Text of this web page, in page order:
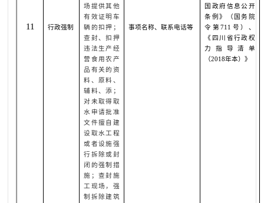
11 行政强制
场提供其他
有效证明车
辆的扣押；
查封、扣押
违法生产经
营食用农产
品有关的资
料、原料、
辅料、添；
对未取得取
水申请批准
文件擅自建
设取水工程
或者设施强
行拆除或封
闭的强制措
施；查封施
工现场，强
制拆除建筑
事项名称、联系电话等
国政府信息公开
条例》（国务院
令第711 号）、
《四川省行政权
力指导清单
（2018年本）》